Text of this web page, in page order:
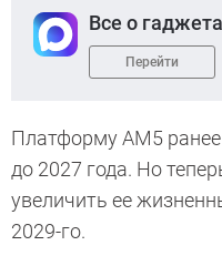
Все о
Перейти
Платформу AM5
до 2027 года. Но
увеличить ее
2029-го.